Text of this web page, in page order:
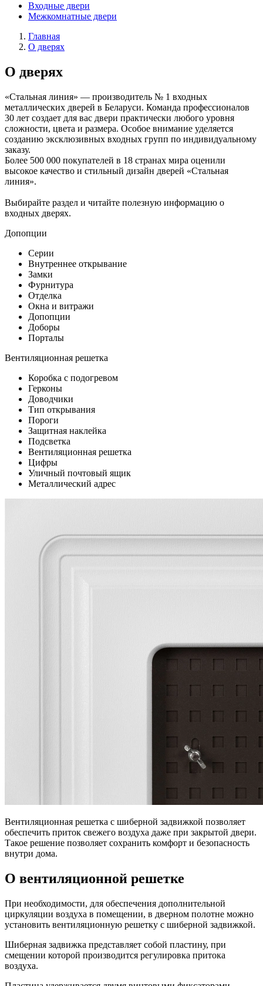
Входные двери
Межкомнатные двери
Главная
О дверях
О дверях
«Стальная линия» — производитель № 1 входных
металлических дверей в Беларуси. Команда профессионалов
30 лет создает для вас двери практически любого уровня
сложности, цвета и размера. Особое внимание уделяется
созданию эксклюзивных входных групп по индивидуальному
заказу.
Более 500 000 покупателей в 18 странах мира оценили
высокое качество и стильный дизайн дверей «Стальная
линия».
Выбирайте раздел и читайте полезную информацию о
входных дверях.
Допопции
Серии
Внутреннее открывание
Замки
Фурнитура
Отделка
Окна и витражи
Допопции
Доборы
Порталы
Вентиляционная решетка
Коробка с подогревом
Герконы
Доводчики
Тип открывания
Пороги
Защитная наклейка
Подсветка
Вентиляционная решетка
Цифры
Уличный почтовый ящик
Металлический адрес
Вентиляционная решетка с шиберной задвижкой позволяет
обеспечить приток свежего воздуха даже при закрытой двери.
Такое решение позволяет сохранить комфорт и безопасность
внутри дома.
О вентиляционной решетке
При необходимости, для обеспечения дополнительной
циркуляции воздуха в помещении, в дверном полотне можно
установить вентиляционную решетку с шиберной задвижкой.
Шиберная задвижка представляет собой пластину, при
смещении которой производится регулировка притока
воздуха.